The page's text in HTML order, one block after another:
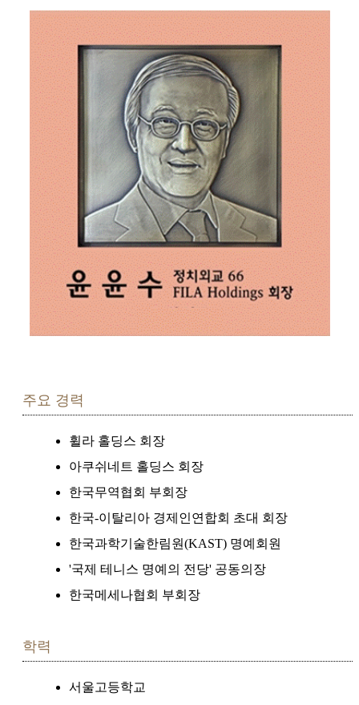
주요 경력
휠라 홀딩스 회장
아쿠쉬네트 홀딩스 회장
한국무역협회 부회장
한국-이탈리아 경제인연합회 초대 회장
한국과학기술한림원(KAST) 명예회원
'국제 테니스 명예의 전당' 공동의장
한국메세나협회 부회장
학력
서울고등학교